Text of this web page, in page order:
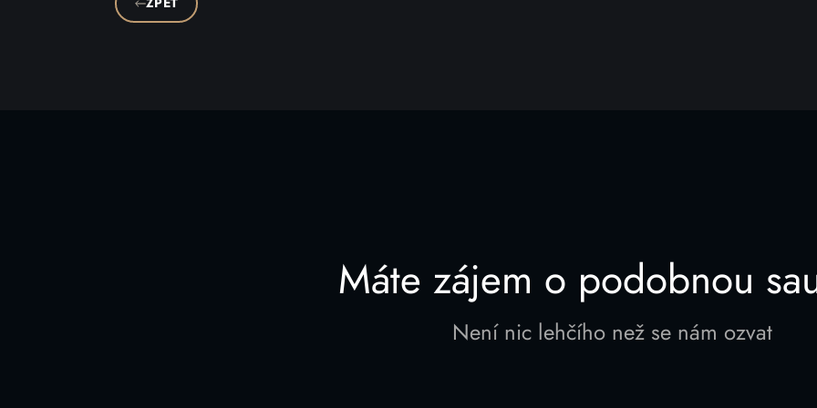
ZPĚT
Máte zájem o podobnou
Není nic lehčího než se nám ozvat